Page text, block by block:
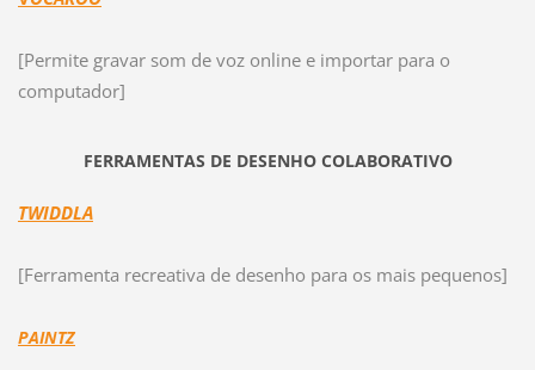
[Permite gravar som de voz online e importar para o
computador]
FERRAMENTAS DE DESENHO COLABORATIVO
TWIDDLA
[Ferramenta recreativa de desenho para os mais pequenos]
PAINTZ